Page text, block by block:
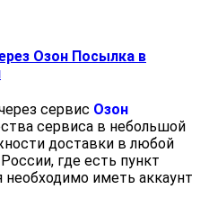
Озон Посылка в
сервис Озон
сервиса в небольшой
доставки в любой
где есть пункт
необходимо иметь аккаунт